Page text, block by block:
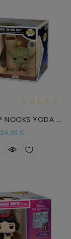
FUNKO POP NOOKS YODA STAR WARS
24,99 €